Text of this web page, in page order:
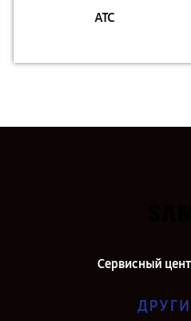
АТС
Сервисный